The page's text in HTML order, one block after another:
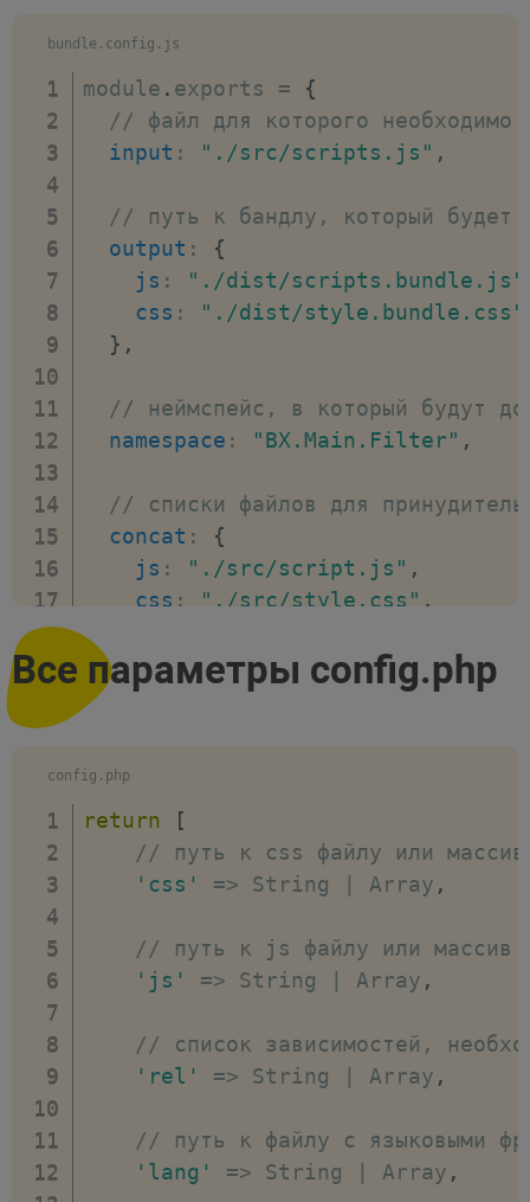
bundle.config.js
module . exports =
{
// файл для которого необходимо
input : "./src/scripts.js" ,
// путь к бандлу, который будет
output :
{
js : "./dist/scripts.bundle.js"
css : "./dist/style.bundle.css"
} ,
// неймспейс, в который будут
namespace : "BX.Main.Filter" ,
// cписки файлов для
concat :
{
js : "./src/script.js" ,
css : "./src/style.css" ,
// разрешает или запрещает
// разрешает или запрещает
treeshake
// разрешает или запрещает
// определяет правила
// включает или отключает
// включает или отключает
Все параметры config.php
config.php
return
[
// путь к css файлу или массив
'css'
=> String | Array ,
// путь к js файлу или массив
'js'
=> String | Array ,
// список зависимостей,
'rel'
=> String | Array ,
// путь к файлу с языковыми
'lang'
=> String | Array ,